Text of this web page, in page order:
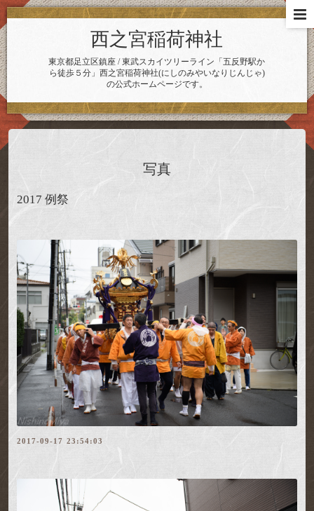
西之宮稲荷神社
東京都足立区鎮座 / 東武スカイツリーライン「五反野駅か
ら徒歩５分」西之宮稲荷神社(にしのみやいなりじんじゃ)
の公式ホームページです。
写真
2017 例祭
2017-09-17 23:54:03